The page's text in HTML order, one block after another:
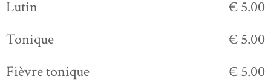
Lutin
€ 5.00
Tonique
€ 5.00
Fièvre tonique
€ 5.00